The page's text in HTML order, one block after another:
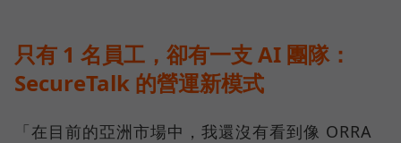
只有 1 名員工，卻有一支 AI 團隊：
SecureTalk 的營運新模式
「在目前的亞洲市場中，我還沒有看到像 ORRA